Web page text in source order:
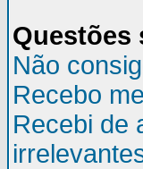
Questões
Não
Recebo
Recebi de